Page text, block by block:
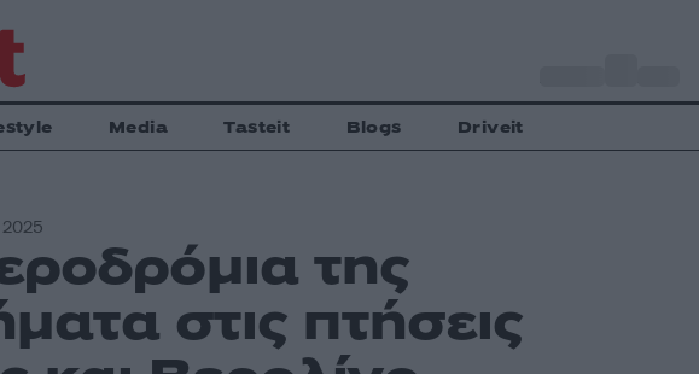
Media Tasteit Blogs Driveit
της
στις πτήσεις